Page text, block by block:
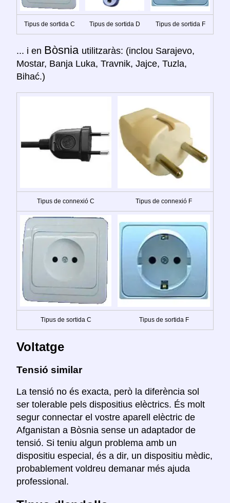
Tipus de sortida C Tipus de sortida D Tipus de sortida F
... i en Bòsnia utilitzaràs: (inclou Sarajevo,
Mostar, Banja Luka, Travnik, Jajce, Tuzla,
Bihać.)
Tipus de connexió C Tipus de connexió F
Tipus de sortida C Tipus de sortida F
Voltatge
Tensió similar
La tensió no és exacta, però la diferència sol
ser tolerable pels dispositius elèctrics. És molt
segur connectar el vostre aparell elèctric de
Afganistan a Bòsnia sense un adaptador de
tensió. Si teniu algun problema amb un
dispositiu especial, és a dir, un dispositiu mèdic,
probablement voldreu demanar més ajuda
professional.